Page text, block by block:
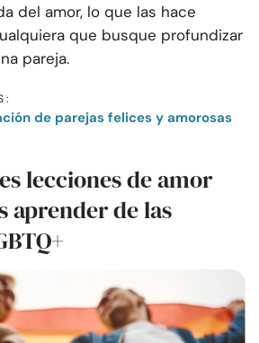
del amor, lo que las hace
que busque profundizar
pareja.
:
de parejas felices y amorosas
lecciones de amor
aprender de las